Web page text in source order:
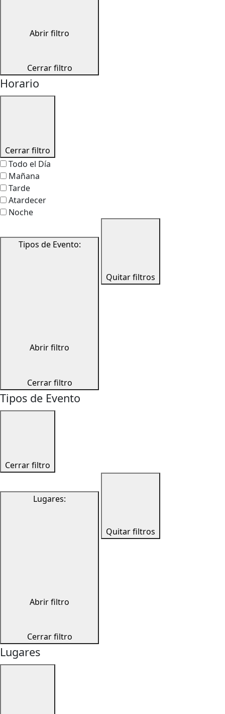
Abrir filtro
Cerrar filtro
Horario
Cerrar filtro
Todo el Día
Mañana
Tarde
Atardecer
Noche
Tipos de Evento:
Abrir filtro
Cerrar filtro
Quitar filtros
Tipos de Evento
Cerrar filtro
Lugares:
Abrir filtro
Cerrar filtro
Quitar filtros
Lugares